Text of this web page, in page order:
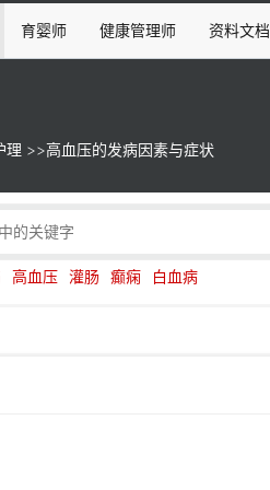
育婴师 健康管理师 资料文档
理 >>高血压的发病因素与症状
高血压 灌肠 癫痫 白血病